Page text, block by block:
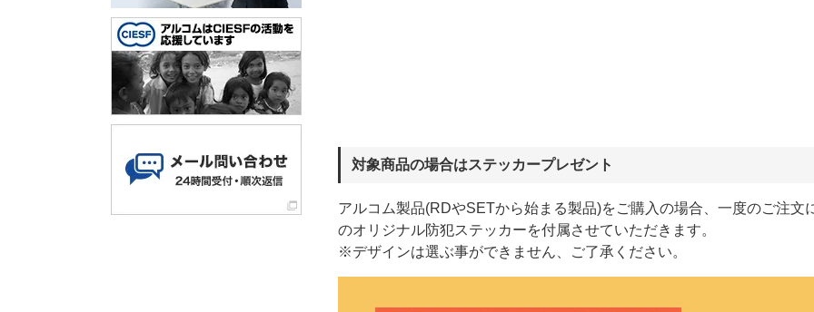
対象商品の場合はステッカープレゼント
アルコム製品(RDやSETから始まる製品)をご購入の場合、一度のご注文
のオリジナル防犯ステッカーを付属させていただきます。
※デザインは選ぶ事ができません、ご了承ください。